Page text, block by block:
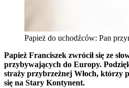
Papież do uchodźców: Pan
Papież Franciszek zwrócił się ze
przybywających do Europy.
straży przybrzeżnej Włoch, którzy
się na Stary Kontynent.